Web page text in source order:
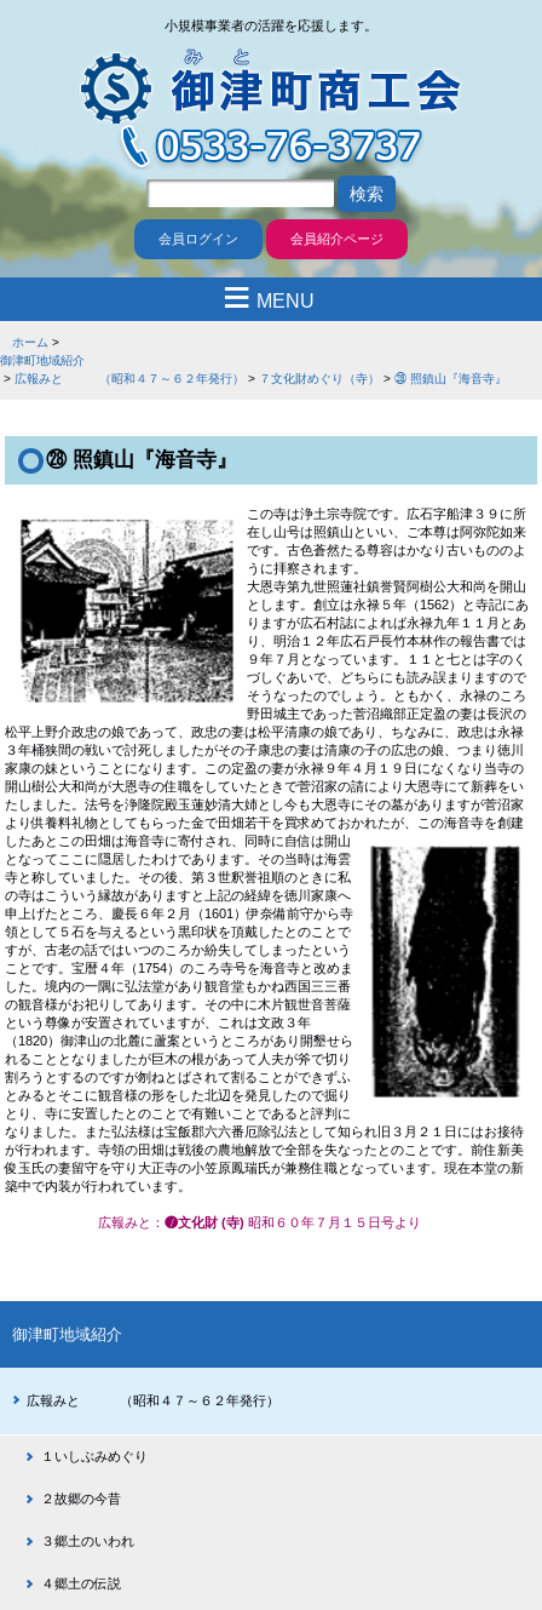
小規模事業者の活躍を応援します。
会員ログイン 会員紹介ページ
≡ MENU
ホーム
御津町地域紹介
広報みと （昭和４７～６２年発行）
７文化財めぐり（寺） ㉘ 照鎮山『海音寺』
㉘ 照鎮山『海音寺』
この寺は浄土宗寺院です。広石字船津３９に所
在し山号は照鎮山といい、ご本尊は阿弥陀如来
です。古色蒼然たる尊容はかなり古いもののよ
うに拝察されます。
大恩寺第九世照蓮社鎮誉賢阿樹公大和尚を開山
とします。創立は永禄５年（1562）と寺記にあ
りますが広石村誌によれば永禄九年１１月とあ
り、明治１２年広石戸長竹本林作の報告書では
９年７月となっています。１１と七とは字のく
づしぐあいで、どちらにも読み誤まりますので
そうなったのでしょう。ともかく、永禄のころ
野田城主であった菅沼織部正定盈の妻は長沢の
松平上野介政忠の娘であって、政忠の妻は松平清康の娘であり、ちなみに、政忠は永禄
３年桶狭間の戦いで討死しましたがその子康忠の妻は清康の子の広忠の娘、つまり徳川
家康の妹ということになります。この定盈の妻が永禄９年４月１９日になくなり当寺の
開山樹公大和尚が大恩寺の住職をしていたときで菅沼家の請により大恩寺にて新葬をい
たしました。法号を浄隆院殿玉蓮妙清大姉とし今も大恩寺にその墓がありますが菅沼家
より供養料礼物としてもらった金で田畑若干を買求めておかれたが、この海音寺を創建
したあとこの田畑は海音寺に寄付され、同時に自信は開山
となってここに隠居したわけであります。その当時は海雲
寺と称していました。その後、第３世釈誉祖順のときに私
の寺はこういう縁故がありますと上記の経緯を徳川家康へ
申上げたところ、慶長６年２月（1601）伊奈備前守から寺
領として５石を与えるという黒印状を頂戴したとのことで
すが、古老の話ではいつのころか紛失してしまったという
ことです。宝暦４年（1754）のころ寺号を海音寺と改めま
した。境内の一隅に弘法堂があり観音堂もかね西国三三番
の観音様がお祀りしてあります。その中に木片観世音菩薩
という尊像が安置されていますが、これは文政３年
（1820）御津山の北麓に蘆案というところがあり開墾せら
れることとなりましたが巨木の根があって人夫が斧で切り
割ろうとするのですが刎ねとばされて割ることができずふ
とみるとそこに観音様の形をした北辺を発見したので掘り
とり、寺に安置したとのことで有難いことであると評判に
なりました。また弘法様は宝飯郡六六番厄除弘法として知られ旧３月２１日にはお接待
が行われます。寺領の田畑は戦後の農地解放で全部を失なったとのことです。前住新美
俊玉氏の妻留守を守り大正寺の小笠原鳳瑞氏が兼務住職となっています。現在本堂の新
築中で内装が行われています。
広報みと ：❼文化財 (寺) 昭和６０年７月１５日号より
御津町地域紹介
広報みと （昭和４７～６２年発行）
１いしぶみめぐり
２故郷の今昔
３郷土のいわれ
４郷土の伝説